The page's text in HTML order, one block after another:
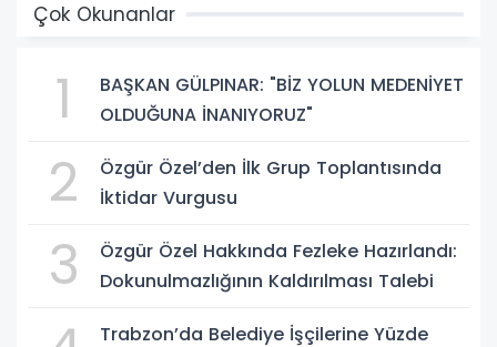
Çok Okunanlar
1
BAŞKAN GÜLPINAR: "BİZ YOLUN MEDENİYET
OLDUĞUNA İNANIYORUZ"
2
Özgür Özel’den İlk Grup Toplantısında
İktidar Vurgusu
3
Özgür Özel Hakkında Fezleke Hazırlandı:
Dokunulmazlığının Kaldırılması Talebi
Trabzon’da Belediye İşçilerine Yüzde